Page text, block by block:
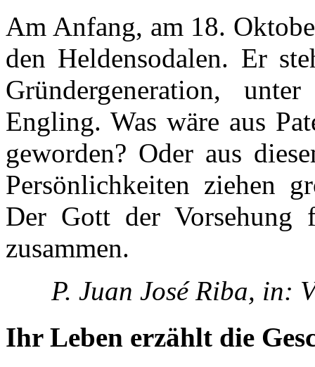
Am Anfang, am 18.
den Heldensodalen. Er
Gründergeneration,
Engling. Was wäre aus
geworden? Oder aus
Persönlichkeiten ziehen
Der Gott der Vorsehung
zusammen.
P. Juan José Riba, in:
Ihr Leben erzählt die